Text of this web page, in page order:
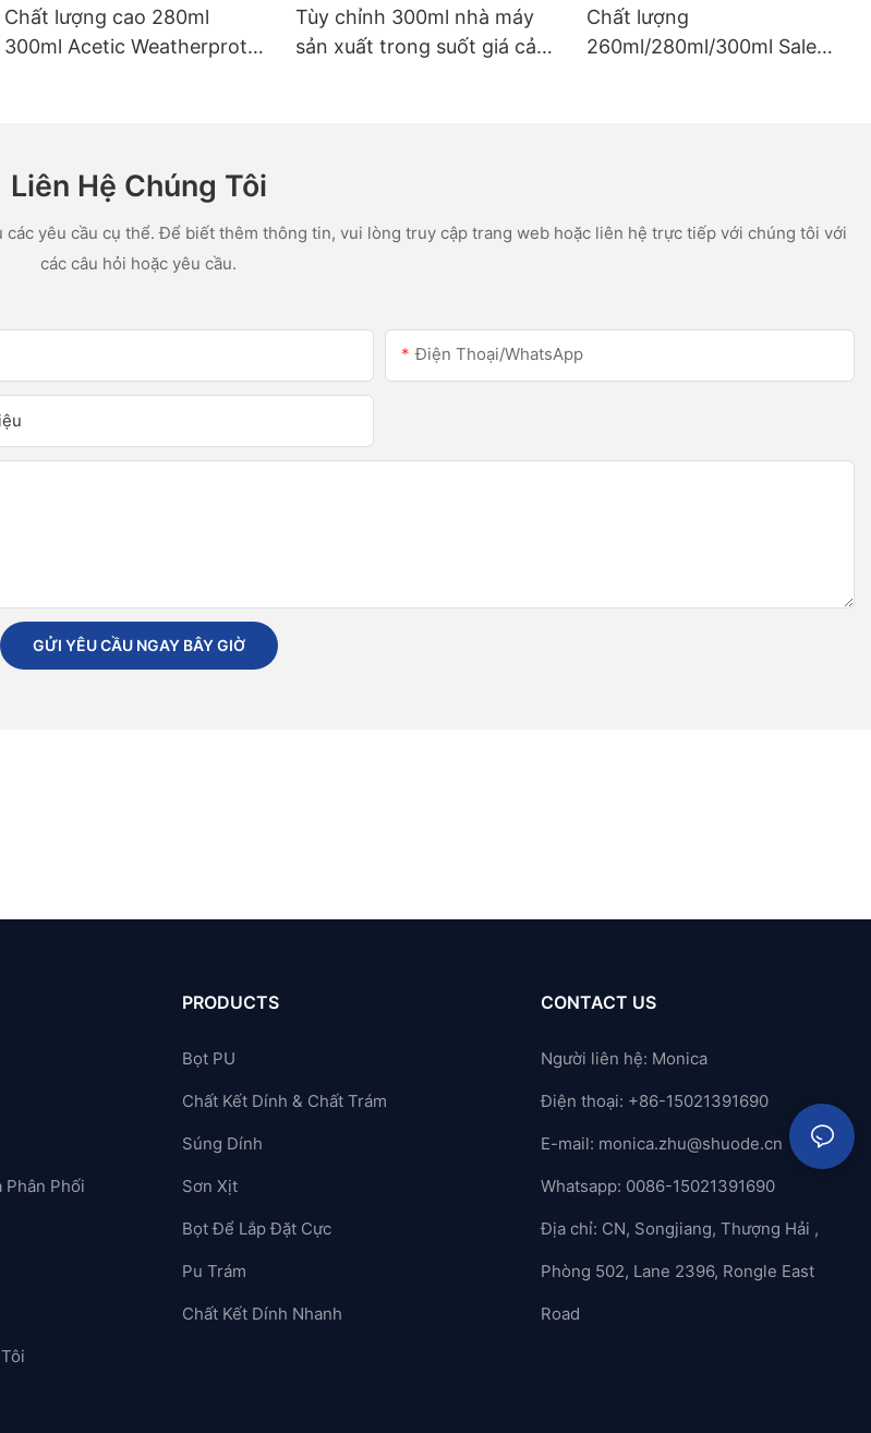
Chất lượng cao 280ml
300ml Acetic Weatherprot
Tùy chỉnh 300ml nhà máy
sản xuất trong suốt giá cả
Chất lượng
260ml/280ml/300ml Sale
Liên Hệ Chúng Tôi
yêu cầu cụ thể. Để biết thêm thông tin, vui lòng truy cập trang web hoặc liên hệ trực tiếp với chúng tôi với
các câu hỏi hoặc yêu cầu.
Điện Thoại/WhatsApp
GỬI YÊU CẦU NGAY BÂY GIỜ
Phân Phối
PRODUCTS
Bọt PU
Chất Kết Dính & Chất Trám
Súng Dính
Sơn Xịt
Bọt Để Lắp Đặt Cực
Pu Trám
Chất Kết Dính Nhanh
CONTACT US
Người liên hệ: Monica
Điện thoại: +86-15021391690
E-mail: monica.zhu@shuode.cn
Whatsapp: 0086-15021391690
Địa chỉ: CN, Songjiang, Thượng Hải ,
Phòng 502, Lane 2396, Rongle East
Road